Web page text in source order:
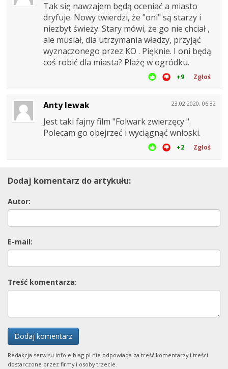
Tak się nawzajem będą oceniać a miasto
dryfuje. Nowy twierdzi, że "oni" są starzy i
niezbyt świeży. Stary mówi, że go nie chciał ,
ale musiał, dla utrzymania władzy, przyjąć
wyznaczonego przez KO . Pięknie. I oni będą
coś robić dla miasta? Plażę w ogródku.
+9 Zgłoś
23.02.2020, 06:32
Anty lewak
Jest taki fajny film "Folwark zwierzęcy ".
Polecam go obejrzeć i wyciągnąć wnioski.
+2 Zgłoś
Dodaj komentarz do artykułu:
Autor:
E-mail:
Treść komentarza:
Dodaj komentarz
Redakcja serwisu info.elblag.pl nie odpowiada za treść komentarzy i treści
dostarczone przez firmy i osoby trzecie.